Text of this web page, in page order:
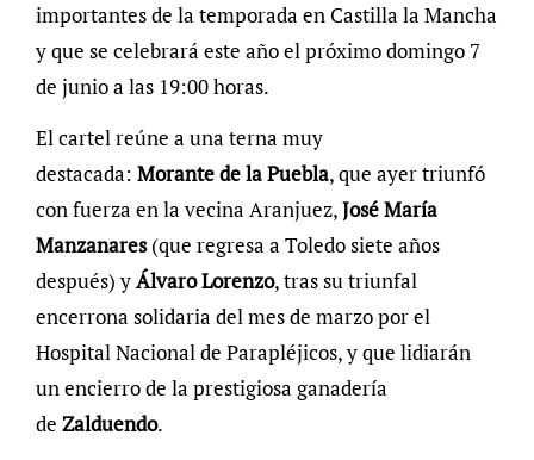
importantes de la temporada en Castilla la Mancha
y que se celebrará este año el próximo domingo 7
de junio a las 19:00 horas.
El cartel reúne a una terna muy
destacada: Morante de la Puebla, que ayer triunfó
con fuerza en la vecina Aranjuez,José María
Manzanares(que regresa a Toledo siete años
después) yÁlvaro Lorenzo, tras su triunfal
encerrona solidaria del mes de marzo por el
Hospital Nacional de Parapléjicos, y que lidiarán
un encierro de la prestigiosa ganadería
de Zalduendo.